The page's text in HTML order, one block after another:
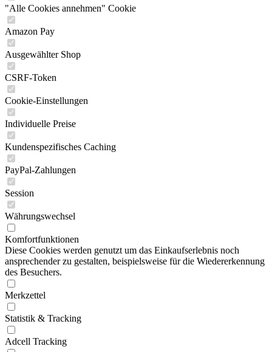
"Alle Cookies annehmen" Cookie
Amazon Pay
Ausgewählter Shop
CSRF-Token
Cookie-Einstellungen
Individuelle Preise
Kundenspezifisches Caching
PayPal-Zahlungen
Session
Währungswechsel
Komfortfunktionen
Diese Cookies werden genutzt um das Einkaufserlebnis noch
ansprechender zu gestalten, beispielsweise für die Wiedererkennung
des Besuchers.
Merkzettel
Statistik & Tracking
Adcell Tracking